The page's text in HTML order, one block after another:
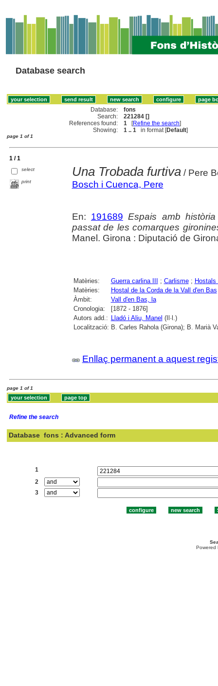
Database search
Database:
fons
Search:
221284 []
References found:
1 [Refine the search]
Showing:
1 .. 1 in format [Default]
page 1 of 1
1 / 1
select
print
Una Trobada furtiva/ Pere
Bosch i Cuenca, Pere
En: 191689 Espais amb
passat de les comarques
Manel. Girona : Diputació de
Matèries: Guerra carlina III ; Carlisme; Hostals
Matèries:
Hostal de la Corda de la Vall d'en Bas
Àmbit:
Vall d'en Bas, la
Cronologia:
[1872 - 1876]
Autors add.:
Lladó i Aliu, Manel (Il·l.)
Localització: B. Carles Rahola (Girona); B. Marià
Enllaç permanent a aquest
page 1 of 1
Refine the search
Database fons : Advanced form
1
2
3